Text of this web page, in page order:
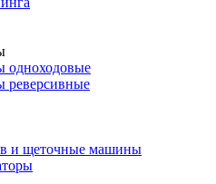
одноходовые
реверсивные
и щеточные машины